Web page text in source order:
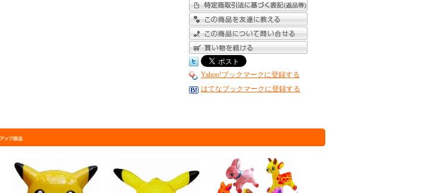
Yahoo!ブックマークに登録する
はてなブックマークに登録する